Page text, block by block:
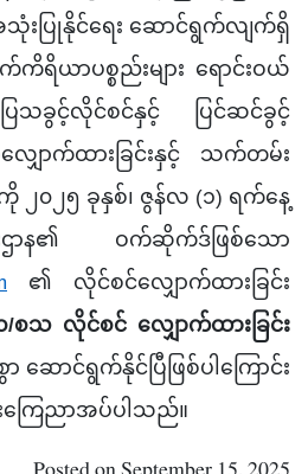
သုံးပြုနိုင်ရေး ဆောင်ရွက်လျက်ရှိ
ယာပစ္စည်းများ ရောင်းဝယ်
ြသခွင့်လိုင်စင်နှင့် ပြင်ဆင်ခွင့်
ောက်ထားခြင်းနှင့် သက်တမ်း
ကို ၂၀၂၅ ခုနှစ်၊ ဇွန်လ (၁) ရက်နေ့
ာန၏ ဝက်ဆိုက်ဒ်ဖြစ်သော
၏ လိုင်စင်လျှောက်ထားခြင်း
/စသ လိုင်စင် လျှောက်ထားခြင်း
ာင်ရွက်နိုင်ပြီဖြစ်ပါကြောင်း
ကြေညာအပ်ပါသည်။